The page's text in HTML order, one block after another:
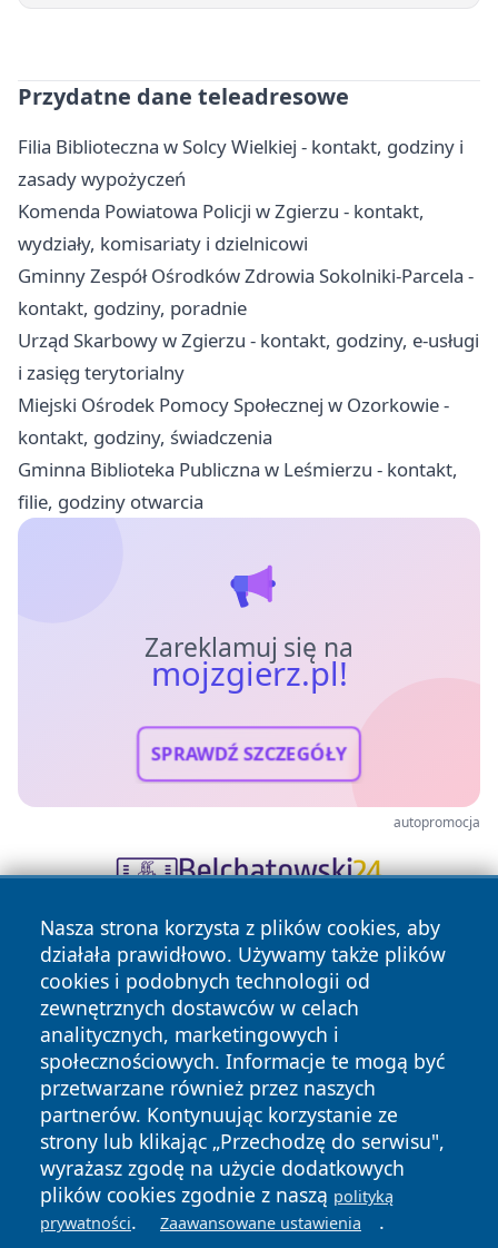
Przydatne dane teleadresowe
Filia Biblioteczna w Solcy Wielkiej - kontakt, godziny i
zasady wypożyczeń
Komenda Powiatowa Policji w Zgierzu - kontakt,
wydziały, komisariaty i dzielnicowi
Gminny Zespół Ośrodków Zdrowia Sokolniki-Parcela -
kontakt, godziny, poradnie
Urząd Skarbowy w Zgierzu - kontakt, godziny, e-usługi
i zasięg terytorialny
Miejski Ośrodek Pomocy Społecznej w Ozorkowie -
kontakt, godziny, świadczenia
Gminna Biblioteka Publiczna w Leśmierzu - kontakt,
filie, godziny otwarcia
Zareklamuj się na
mojzgierz.pl!
SPRAWDŹ SZCZEGÓŁY
autopromocja
Nasza strona korzysta z plików cookies, aby
działała prawidłowo. Używamy także plików
cookies i podobnych technologii od
zewnętrznych dostawców w celach
analitycznych, marketingowych i
społecznościowych. Informacje te mogą być
przetwarzane również przez naszych
partnerów. Kontynuując korzystanie ze
strony lub klikając „Przechodzę do serwisu",
wyrażasz zgodę na użycie dodatkowych
plików cookies zgodnie z naszą polityką
prywatności. Zaawansowane ustawienia .
Copyright © 2026 mojzgierz.pl Wszystkie prawa zastrzeżone.
News Autorzy
Polityka
Prywatności
Polityka
Cookies